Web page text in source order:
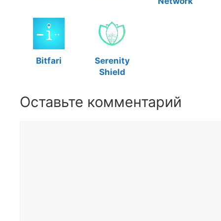
Bitfari
Serenity
Shield
Оставьте комментарий